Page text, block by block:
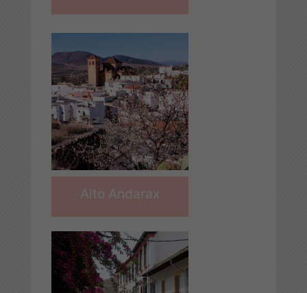
Alto Andarax